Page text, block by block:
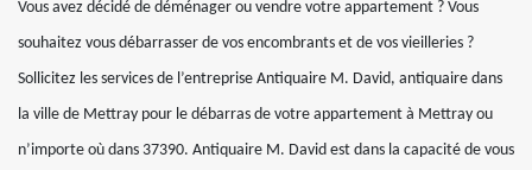
Vous avez décidé de déménager ou vendre votre appartement ? Vous
souhaitez vous débarrasser de vos encombrants et de vos vieilleries ?
Sollicitez les services de l’entreprise Antiquaire M. David, antiquaire dans
la ville de Mettray pour le débarras de votre appartement à Mettray ou
n’importe où dans 37390. Antiquaire M. David est dans la capacité de vous